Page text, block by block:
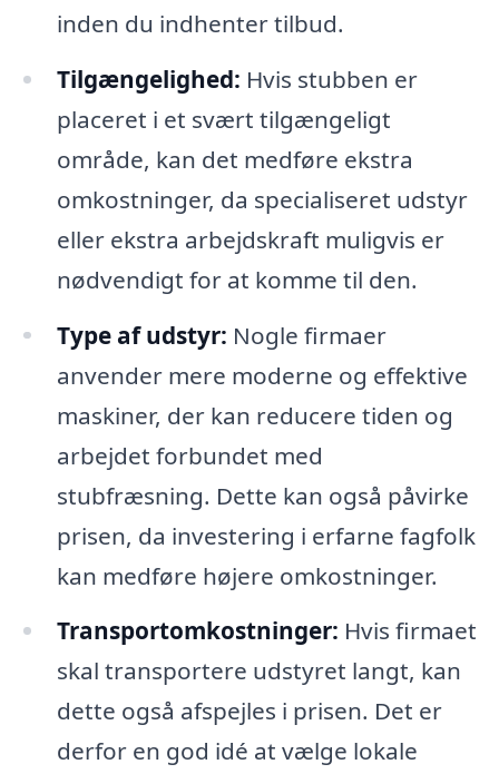
inden du indhenter tilbud.
Tilgængelighed: Hvis stubben er
placeret i et svært tilgængeligt
område, kan det medføre ekstra
omkostninger, da specialiseret udstyr
eller ekstra arbejdskraft muligvis er
nødvendigt for at komme til den.
Type af udstyr: Nogle firmaer
anvender mere moderne og effektive
maskiner, der kan reducere tiden og
arbejdet forbundet med
stubfræsning. Dette kan også påvirke
prisen, da investering i erfarne fagfolk
kan medføre højere omkostninger.
Transportomkostninger: Hvis firmaet
skal transportere udstyret langt, kan
dette også afspejles i prisen. Det er
derfor en god idé at vælge lokale